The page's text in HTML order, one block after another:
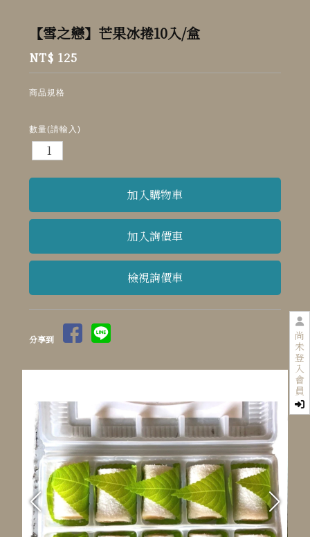
尚
未
登
入
會
員
【雪之戀】芒果冰捲10入/盒
NT$ 125
商品規格
數量(請輸入)
檢視詢價車
分享到